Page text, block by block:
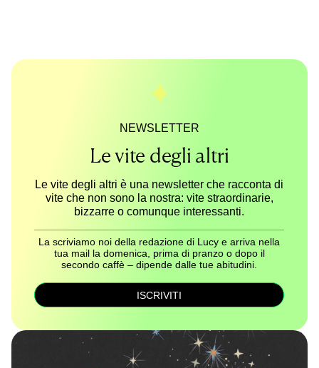
NEWSLETTER
Le vite degli altri
Le vite degli altri è una newsletter che racconta di
vite che non sono la nostra: vite straordinarie,
bizzarre o comunque interessanti.
La scriviamo noi della redazione di Lucy e arriva nella
tua mail la domenica, prima di pranzo o dopo il
secondo caffè – dipende dalle tue abitudini.
ISCRIVITI